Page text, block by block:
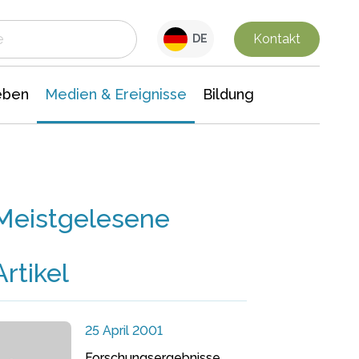
DE Kontakt
Medien & Ereignisse Bildung
25 April 2001